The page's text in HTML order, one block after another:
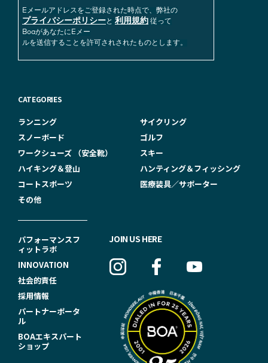
Eメールアドレスをご登録された時点で、弊社の
プライバシーポリシーと 利用規約 従って
BoaがあなたにEメー
ルを送信することを許可されされたものとします。
CATEGORIES
ランニング
サイクリング
スノーボード
ゴルフ
ワークシューズ （安全靴）
スキー
ハイキング＆登山
ハンティング＆フィッシング
コートスポーツ
医療装具／サポーター
その他
F
O
O
T
E
R
パフォーマンスフ
ィットラボ
INNOVATION
社会的責任
採用情報
パートナーポータ
ル
BOAエキスパート
ショップ
JOIN US HERE